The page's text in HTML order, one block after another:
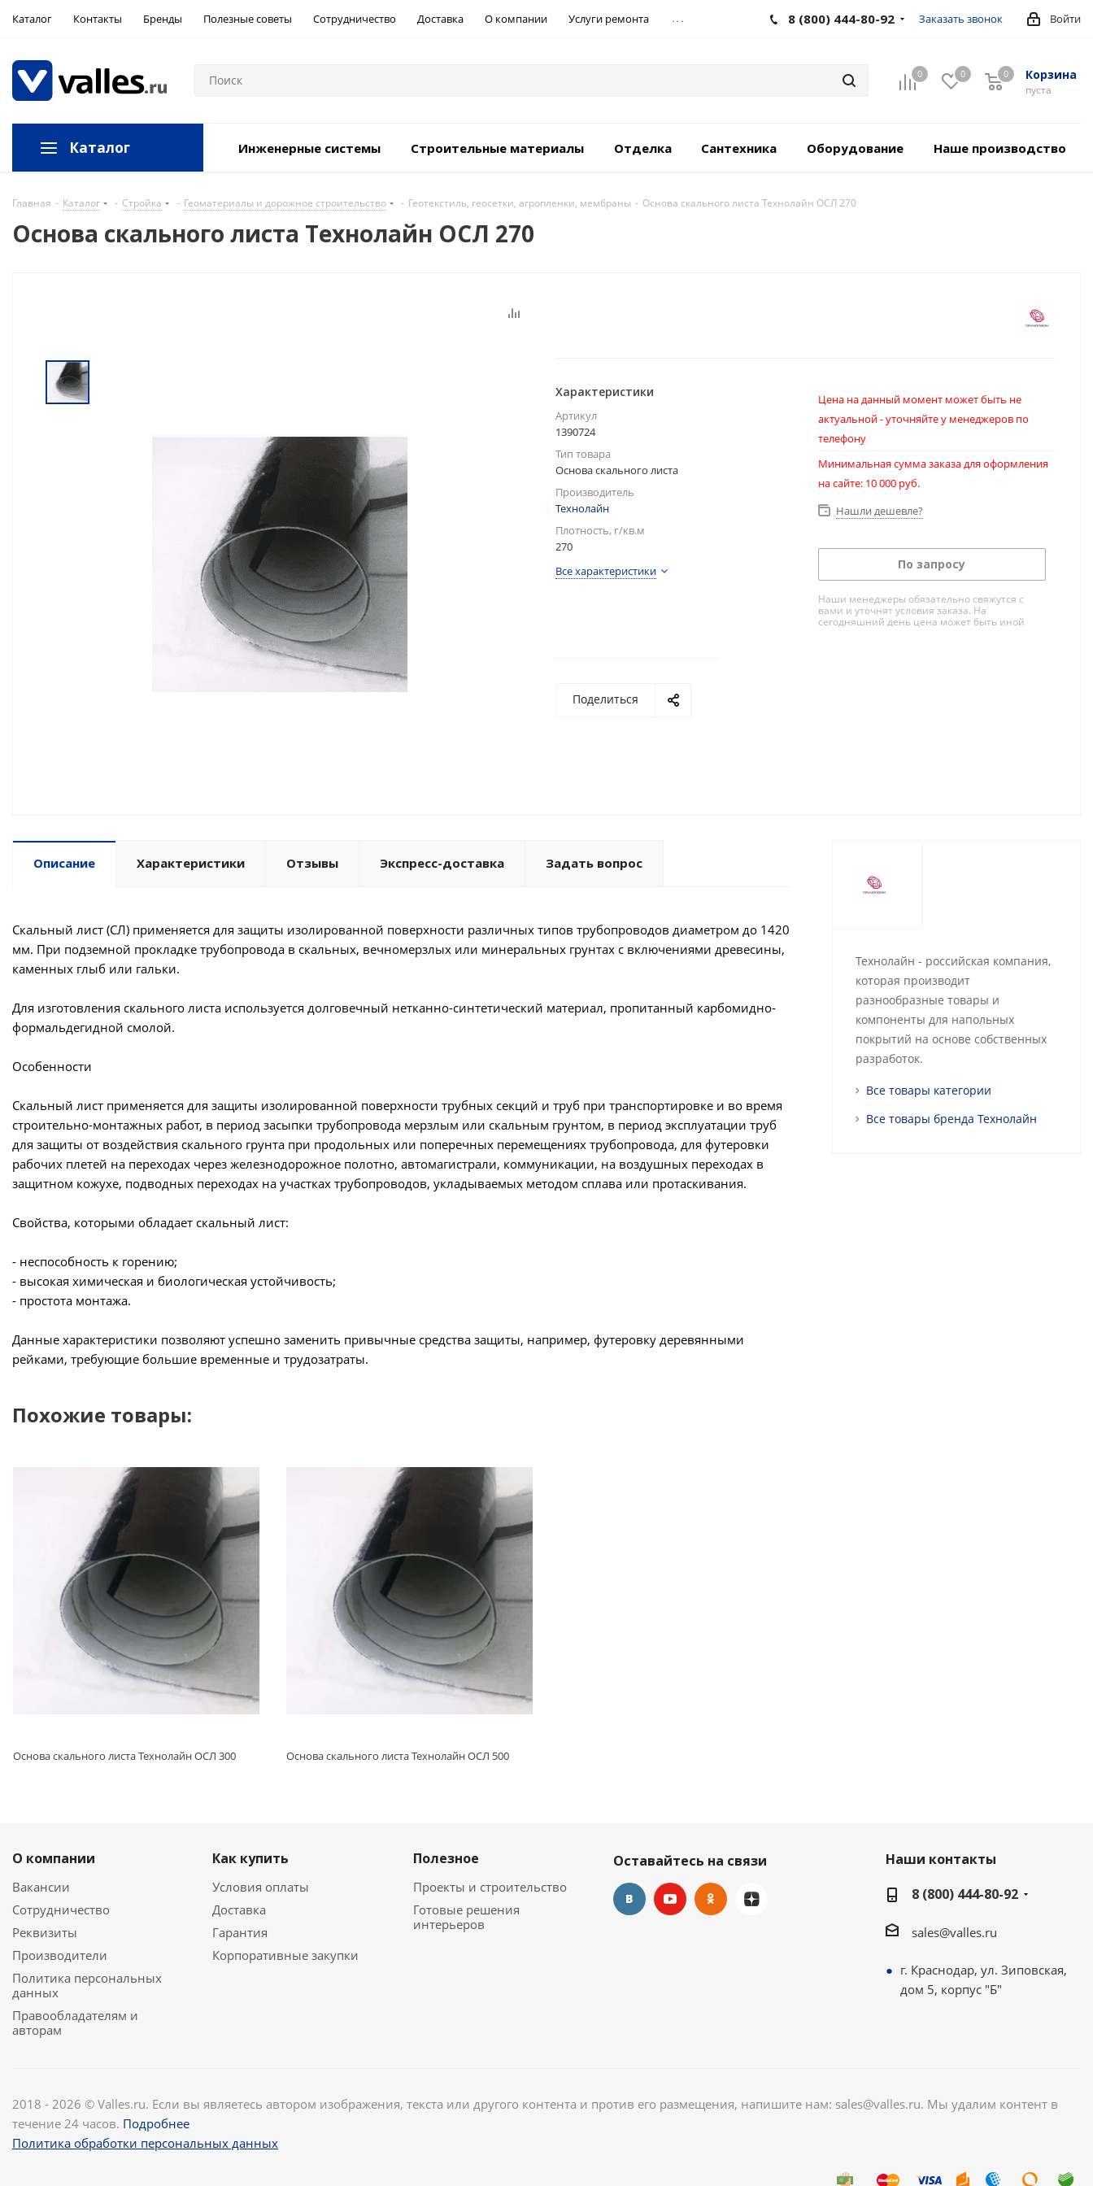
Каталог Контакты Бренды Полезные советы Сотрудничество Доставка О компании Услуги ремонта ... Войти
8 (800) 444-80-92 Заказать звонок
0 0 Корзина
пуста
0
Каталог Инженерные системы Строительные материалы Отделка Сантехника Оборудование Наше производство
Главная - Каталог - Стройка - Геоматериалы и дорожное строительство - Геотекстиль, геосетки, агропленки, мембраны - Основа скального листа Технолайн ОСЛ 270
Основа скального листа Технолайн ОСЛ 270
Характеристики
Артикул
1390724
Тип товара
Основа скального листа
Производитель
Технолайн
Плотность, г/кв.м
270
Все характеристики
Цена на данный момент может быть не
актуальной - уточняйте у менеджеров по
телефону
Минимальная сумма заказа для оформления
на сайте: 10 000 руб.
Нашли дешевле?
По запросу
Наши менеджеры обязательно свяжутся с
вами и уточнят условия заказа. На
сегодняшний день цена может быть иной
Поделиться
Описание Характеристики Отзывы Экспресс-доставка Задать вопрос
Скальный лист (СЛ) применяется для защиты изолированной поверхности различных типов трубопроводов диаметром до 1420
мм. При подземной прокладке трубопровода в скальных, вечномерзлых или минеральных грунтах с включениями древесины,
каменных глыб или гальки.
Для изготовления скального листа используется долговечный нетканно-синтетический материал, пропитанный карбомидно-
формальдегидной смолой.
Особенности
Скальный лист применяется для защиты изолированной поверхности трубных секций и труб при транспортировке и во время
строительно-монтажных работ, в период засыпки трубопровода мерзлым или скальным грунтом, в период эксплуатации труб
для защиты от воздействия скального грунта при продольных или поперечных перемещениях трубопровода, для футеровки
рабочих плетей на переходах через железнодорожное полотно, автомагистрали, коммуникации, на воздушных переходах в
защитном кожухе, подводных переходах на участках трубопроводов, укладываемых методом сплава или протаскивания.
Свойства, которыми обладает скальный лист:
- неспособность к горению;
- высокая химическая и биологическая устойчивость;
- простота монтажа.
Данные характеристики позволяют успешно заменить привычные средства защиты, например, футеровку деревянными
рейками, требующие большие временные и трудозатраты.
Технолайн - российская компания,
которая производит
разнообразные товары и
компоненты для напольных
покрытий на основе собственных
разработок.
Все товары категории
Все товары бренда Технолайн
Похожие товары:
Основа скального листа Технолайн ОСЛ 300 Основа скального листа Технолайн ОСЛ 500
О компании
Вакансии
Сотрудничество
Реквизиты
Производители
Политика персональных
данных
Правообладателям и
авторам
Как купить
Условия оплаты
Доставка
Гарантия
Корпоративные закупки
Полезное
Проекты и строительство
Готовые решения
интерьеров
Оставайтесь на связи
Наши контакты
8 (800) 444-80-92
sales@valles.ru
г. Краснодар, ул. Зиповская,
дом 5, корпус "Б"
2018 - 2026 © Valles.ru. Если вы являетесь автором изображения, текста или другого контента и против его размещения, напишите нам: sales@valles.ru. Мы удалим контент в
течение 24 часов. Подробнее
Политика обработки персональных данных